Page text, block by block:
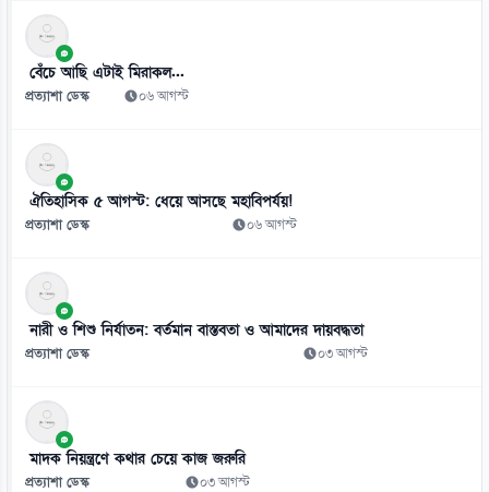
অটোরিকশায় বাসের ধাক্কা, প্রাণ গেল দুজনের
০৮ আগস্ট
বেঁচে আছি এটাই মিরাকল...
প্রত্যাশা ডেস্ক ০৬ আগস্ট
ঐতিহাসিক ৫ আগস্ট: ধেয়ে আসছে মহাবিপর্যয়!
প্রত্যাশা ডেস্ক ০৬ আগস্ট
নারী ও শিশু নির্যাতন: বর্তমান বাস্তবতা ও আমাদের দায়বদ্ধতা
প্রত্যাশা ডেস্ক ০৩ আগস্ট
মাদক নিয়ন্ত্রণে কথার চেয়ে কাজ জরুরি
প্রত্যাশা ডেস্ক ০৩ আগস্ট